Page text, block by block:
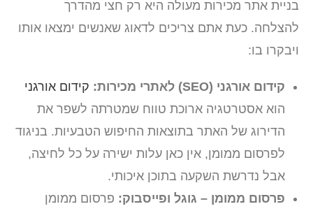
בניית אתר מכירות מעולה היא רק חצי מהדרך
להצלחה. כעת אתם צריכים לדאוג שאנשים ימצאו אותו
ויבקרו בו:
קידום אורגני (SEO) לאתרי מכירות:
קידום אורגני
הוא אסטרטגיה ארוכת טווח שמטרתה לשפר את
הדירוג של האתר בתוצאות החיפוש הטבעיות. בניגוד
לפרסום ממומן, אין כאן עלות ישירה על כל לחיצה,
אבל נדרשת השקעה בתוכן איכותי.
פרסום ממומן – גוגל ופייסבוק: פרסום ממומן